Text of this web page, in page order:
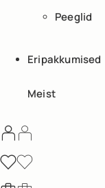
Peeglid
Eripakkumised
Meist